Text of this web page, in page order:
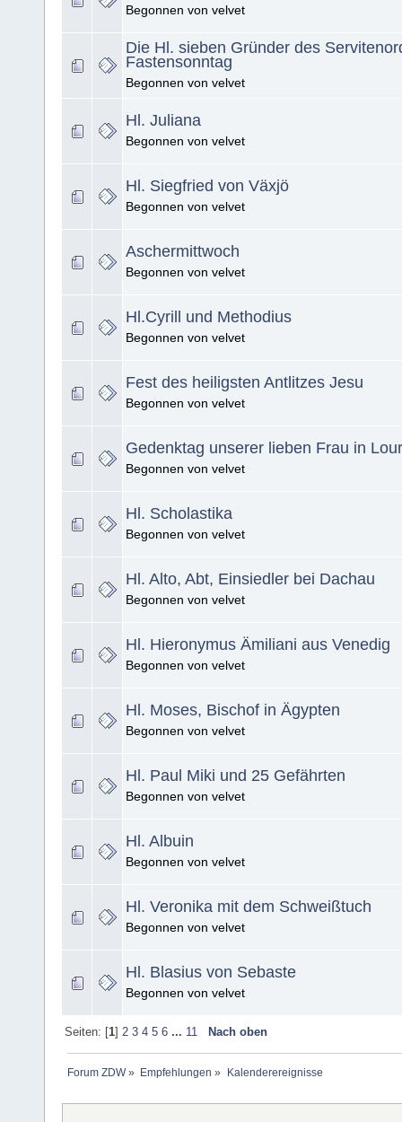
Begonnen von velvet
Die Hl. sieben Gründer des
Fastensonntag
Begonnen von velvet
Hl. Juliana
Begonnen von velvet
Hl. Siegfried von Växjö
Begonnen von velvet
Aschermittwoch
Begonnen von velvet
Hl.Cyrill und Methodius
Begonnen von velvet
Fest des heiligsten Antlitzes Jesu
Begonnen von velvet
Gedenktag unserer lieben Frau in
Begonnen von velvet
Hl. Scholastika
Begonnen von velvet
Hl. Alto, Abt, Einsiedler bei Dachau
Begonnen von velvet
Hl. Hieronymus Ämiliani aus Venedig
Begonnen von velvet
Hl. Moses, Bischof in Ägypten
Begonnen von velvet
Hl. Paul Miki und 25 Gefährten
Begonnen von velvet
Hl. Albuin
Begonnen von velvet
Hl. Veronika mit dem Schweißtuch
Begonnen von velvet
Hl. Blasius von Sebaste
Begonnen von velvet
Seiten: [1] 2 3 4 5 6 ... 11 Nach oben
Forum ZDW» Empfehlungen » Kalenderereignisse